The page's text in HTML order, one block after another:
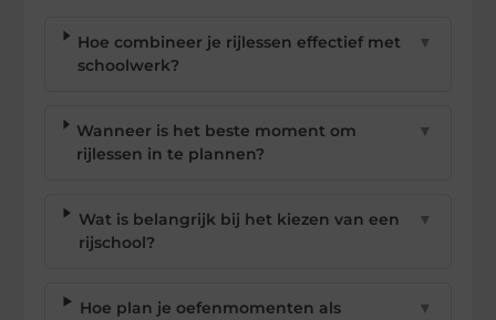
Hoe combineer je rijlessen effectief met
schoolwerk?
▼
Wanneer is het beste moment om
rijlessen in te plannen?
▼
Wat is belangrijk bij het kiezen van een
rijschool?
▼
Hoe plan je oefenmomenten als
▼